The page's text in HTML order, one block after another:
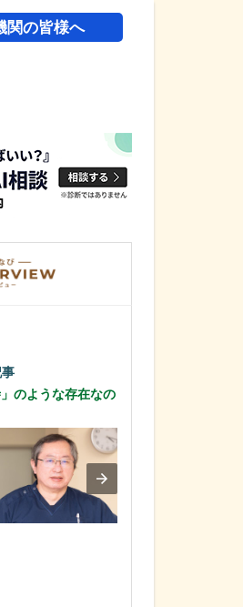
関の皆様へ
のような存在なの